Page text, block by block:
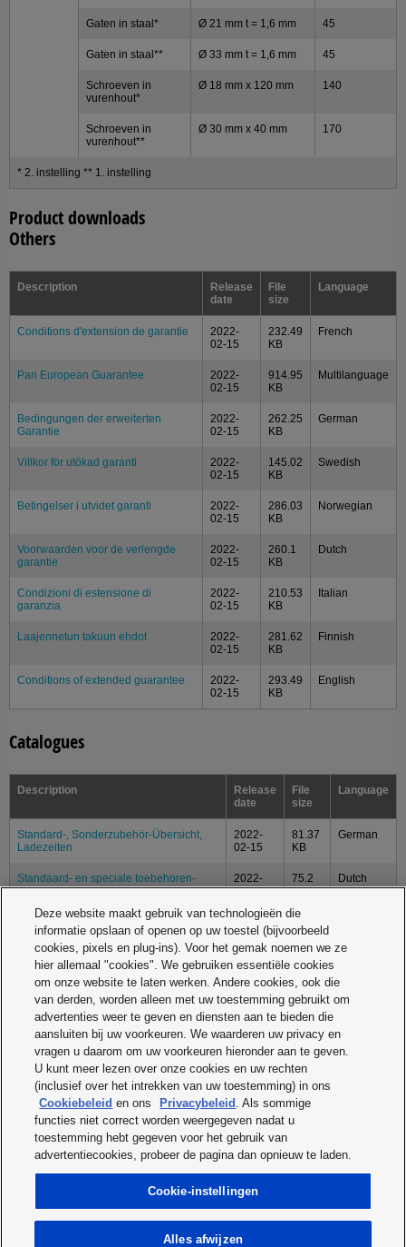
Gaten in staal* Ø 21 mm t = 1,6 mm 45
Gaten in staal** Ø 33 mm t = 1,6 mm 45
Schroeven in
vurenhout*
Ø 18 mm x 120 mm 140
Schroeven in
vurenhout**
Ø 30 mm x 40 mm 170
* 2. instelling ** 1. instelling
Product downloads
Others
Description
Release
date
File
size
Language
Conditions d'extension de garantie
2022-
02-15
232.49
KB
French
Pan European Guarantee
2022-
02-15
914.95
KB
Multilanguage
Bedingungen der erweiterten
Garantie
2022-
02-15
262.25
KB
German
Villkor för utökad garanti
2022-
02-15
145.02
KB
Swedish
Betingelser i utvidet garanti
2022-
02-15
286.03
KB
Norwegian
Voorwaarden voor de verlengde
garantie
2022-
02-15
260.1
KB
Dutch
Condizioni di estensione di
garanzia
2022-
02-15
210.53
KB
Italian
Laajennetun takuun ehdot
2022-
02-15
281.62
KB
Finnish
Conditions of extended guarantee
2022-
02-15
293.49
KB
English
Catalogues
Description
Release
date
File
size
Language
Standard-, Sonderzubehör-Übersicht,
Ladezeiten
2022-
02-15
81.37
KB
German
Standaard- en speciale toebehoren-
overzicht, oplaadtijd
2022-
02-15
75.2
KB
Dutch
Overview standard / optional
accessories / charging times
2022-
02-15
75.11
KB
Operating Instructions
Description
Release
date
File
size
Language
Operating Instructions EY7442,
EY7450, EY7950
2012-
09-30
9.63
MB
Print
Top
Deze website maakt gebruik van technologieën die
informatie opslaan of openen op uw toestel (bijvoorbeeld
cookies, pixels en plug-ins). Voor het gemak noemen we ze
hier allemaal "cookies". We gebruiken essentiële cookies
om onze website te laten werken. Andere cookies, ook die
van derden, worden alleen met uw toestemming gebruikt om
advertenties weer te geven en diensten aan te bieden die
aansluiten bij uw voorkeuren. We waarderen uw privacy en
vragen u daarom om uw voorkeuren hieronder aan te geven.
U kunt meer lezen over onze cookies en uw rechten
(inclusief over het intrekken van uw toestemming) in ons
Cookiebeleid en ons Privacybeleid . Als sommige
functies niet correct worden weergegeven nadat u
toestemming hebt gegeven voor het gebruik van
advertentiecookies, probeer de pagina dan opnieuw te laden.
Cookie-instellingen
Alles afwijzen